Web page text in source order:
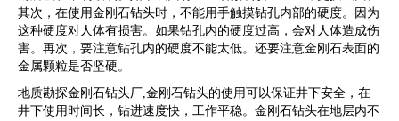
其次，在使用金刚石钻头时，不能用手触摸钻孔内部的硬度。因为
这种硬度对人体有损害。如果钻孔内的硬度过高，会对人体造成伤
害。再次，要注意钻孔内的硬度不能太低。还要注意金刚石表面的
金属颗粒是否坚硬。
地质勘探金刚石钻头厂,金刚石钻头的使用可以保证井下安全，在
井下使用时间长，钻进速度快，工作平稳。金刚石钻头在地层内不